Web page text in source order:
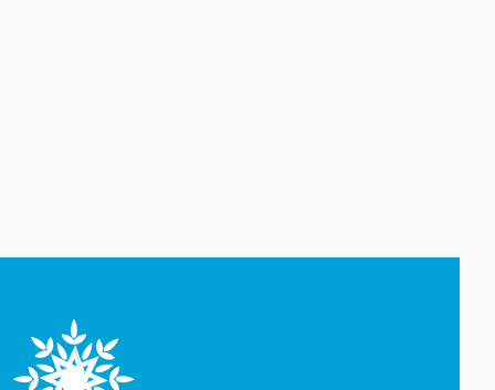
Misirdə illik inflyasiya iyul
ayında 15,6 faizə yüksəlib